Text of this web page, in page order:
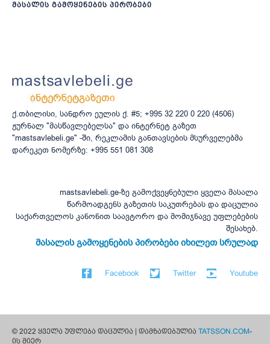
მასალის გამოყენების პირობები
ქ.თბილისი, სანდრო ეულის ქ. #5; +995 32 220 0 220 (4506)
ჟურნალ "მასწავლებელსა" და ინტერნეტ გაზეთ
"mastsavlebeli.ge" -ში, რეკლამის განთავსების მსურველებმა
დარეკეთ ნომერზე: +995 551 081 308
mastsavlebeli.ge-ზე გამოქვეყნებული ყველა მასალა
წარმოადგენს გაზეთის საკუთრებას და დაცულია
საქართველოს კანონით საავტორო და მომიჯნავე უფლებების
შესახებ.
მასალის გამოყენების პირობები იხილეთ სრულად
Facebook Twitter Youtube
© 2022 ყველა უფლება დაცულია | დამზადებულია TATSSON.COM-
ის მიერ